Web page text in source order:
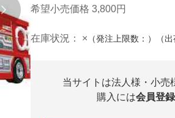
希望小売価格 3,800円
在庫状況： × （発注上限数：）（
当サイトは法人様・小売
購入には会員登